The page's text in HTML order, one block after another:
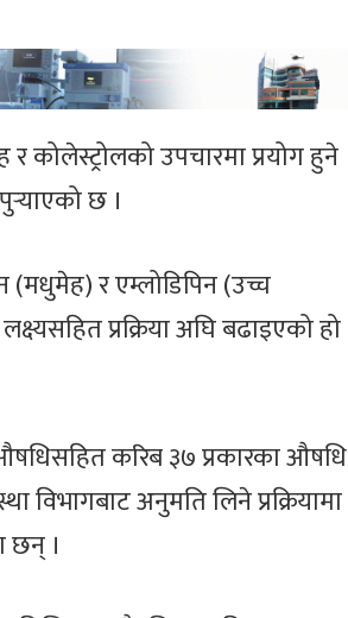
कोलेस्ट्रोलको उपचारमा प्रयोग हुने
छ ।
(मधुमेह) र एम्लोडिपिन (उच्च
प्रक्रिया अघि बढाइएको हो
करिब ३७ प्रकारका औषधि
विभागबाट अनुमति लिने प्रक्रियामा
छन् ।